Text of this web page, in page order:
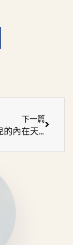
下一篇
高敏感兒的內在天賦，從高敏感測試了解4大高敏兒特徵